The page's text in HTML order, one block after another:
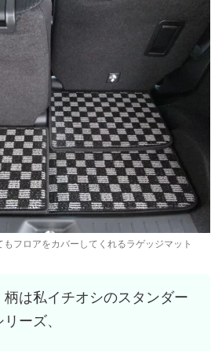
フロアをカバーしてくれるラゲッジマット
柄は私イチオシのスタンダー
リーズ、